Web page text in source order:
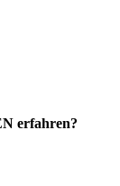
erfahren?